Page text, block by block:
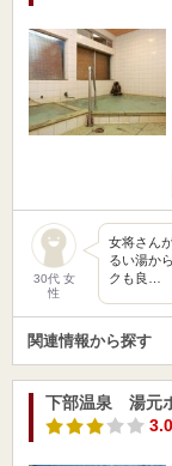
30代 女
性
女将さん
るい湯か
クも良…
関連情報から探す
下部温泉 湯元